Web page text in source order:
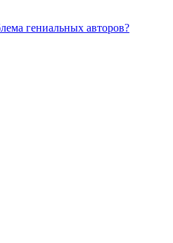
гениальных авторов?